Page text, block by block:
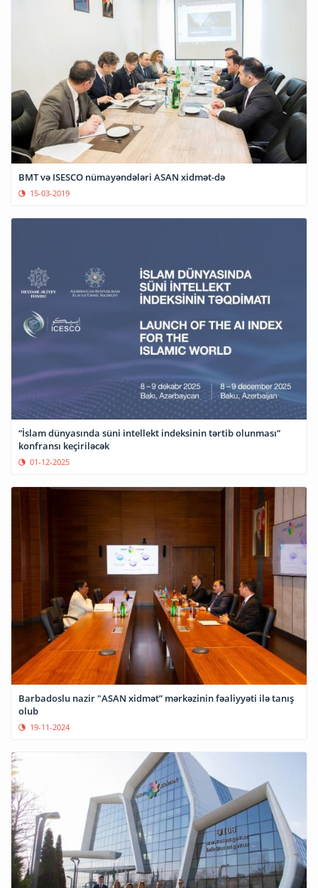
BMT və ISESCO nümayəndələri ASAN xidmət-də
15-03-2019
“İslam dünyasında süni intellekt indeksinin tərtib olunması”
konfransı keçiriləcək
01-12-2025
Barbadoslu nazir "ASAN xidmət” mərkəzinin fəaliyyəti ilə tanış
olub
19-11-2024